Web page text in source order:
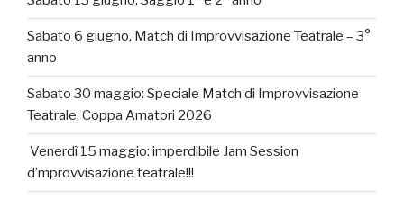
Sabato 6 giugno, Match di Improvvisazione Teatrale – 3°
anno
Sabato 30 maggio: Speciale Match di Improvvisazione
Teatrale, Coppa Amatori 2026
Venerdì 15 maggio: imperdibile Jam Session
d’mprovvisazione teatrale!!!